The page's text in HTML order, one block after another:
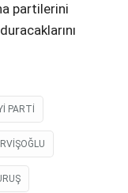
partilerini
PARTI